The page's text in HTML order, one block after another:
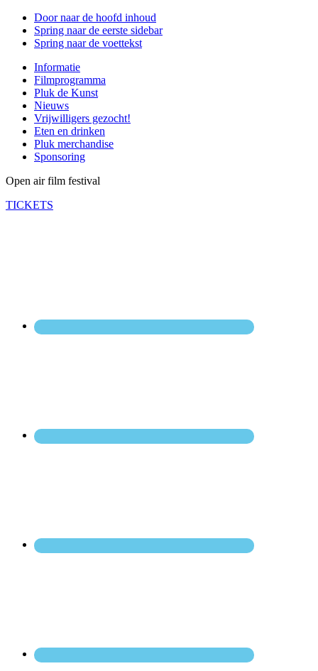
Door naar de hoofd inhoud
Spring naar de eerste sidebar
Spring naar de voettekst
Informatie
Filmprogramma
Pluk de Kunst
Nieuws
Vrijwilligers gezocht!
Eten en drinken
Pluk merchandise
Sponsoring
Open air film festival
TICKETS